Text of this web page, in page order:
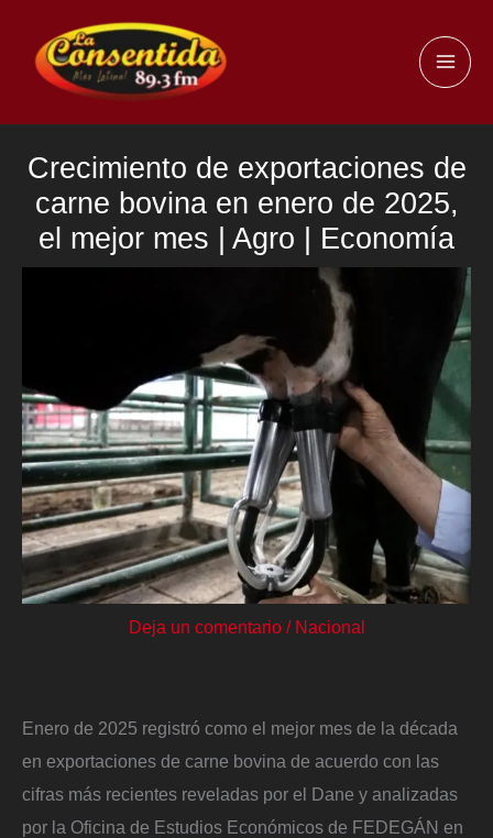
contenido
Crecimiento de exportaciones de
carne bovina en enero de 2025,
el mejor mes | Agro | Economía
Deja un comentario / Nacional
Enero de 2025 registró como el mejor mes de la década
en exportaciones de carne bovina de acuerdo con las
cifras más recientes reveladas por el Dane y analizadas
por la Oficina de Estudios Económicos de FEDEGÁN en